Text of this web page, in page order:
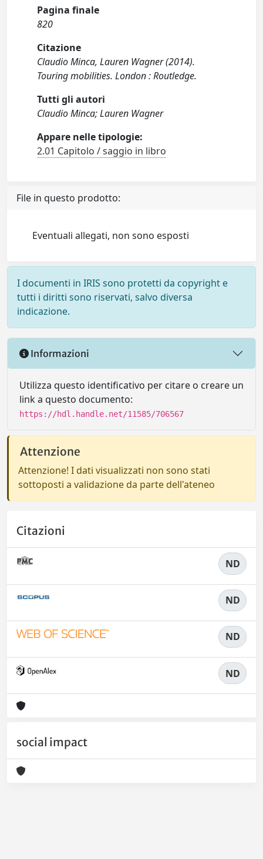
Pagina finale
820
Citazione
Claudio Minca, Lauren Wagner (2014).
Touring mobilities. London : Routledge.
Tutti gli autori
Claudio Minca; Lauren Wagner
Appare nelle tipologie:
2.01 Capitolo / saggio in libro
File in questo prodotto:
Eventuali allegati, non sono esposti
I documenti in IRIS sono protetti da copyright e
tutti i diritti sono riservati, salvo diversa
indicazione.
Informazioni
Utilizza questo identificativo per citare o creare un
link a questo documento:
https://hdl.handle.net/11585/706567
Attenzione
Attenzione! I dati visualizzati non sono stati
sottoposti a validazione da parte dell'ateneo
Citazioni
ND
ND
ND
ND
social impact